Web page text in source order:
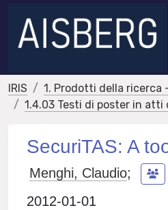
IRIS 1. Prodotti della ricerca
1.4.03 Testi di poster in
SecuriTAS: A
Menghi, Claudio;
2012-01-01